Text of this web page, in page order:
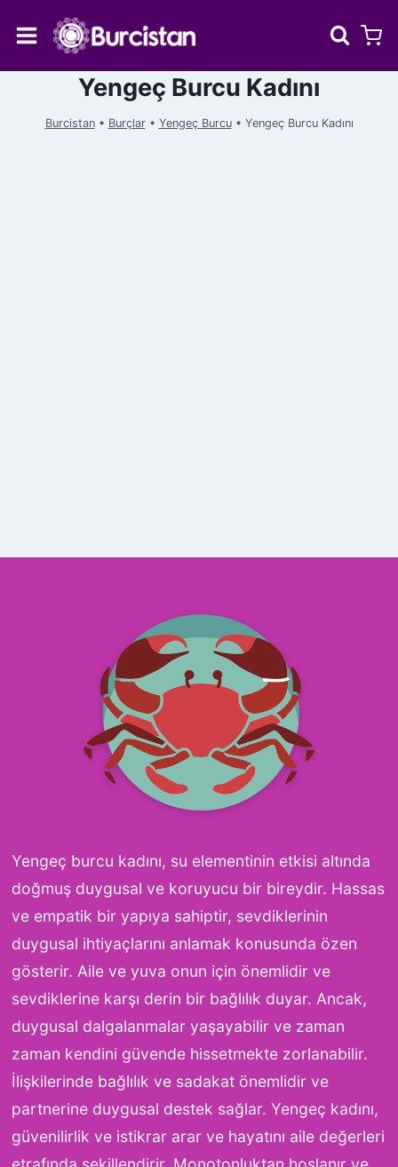
content
Yengeç Burcu Kadını
Burcistan• Burçlar• Yengeç Burcu• Yengeç Burcu Kadını
Yengeç burcu kadını, su elementinin etkisi altında
doğmuş duygusal ve koruyucu bir bireydir. Hassas
ve empatik bir yapıya sahiptir, sevdiklerinin
duygusal ihtiyaçlarını anlamak konusunda özen
gösterir. Aile ve yuva onun için önemlidir ve
sevdiklerine karşı derin bir bağlılık duyar. Ancak,
duygusal dalgalanmalar yaşayabilir ve zaman
zaman kendini güvende hissetmekte zorlanabilir.
İlişkilerinde bağlılık ve sadakat önemlidir ve
partnerine duygusal destek sağlar. Yengeç kadını,
güvenilirlik ve istikrar arar ve hayatını aile değerleri